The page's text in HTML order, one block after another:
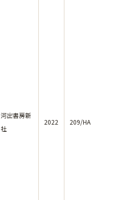
河出書房新
社
2022 209/HA